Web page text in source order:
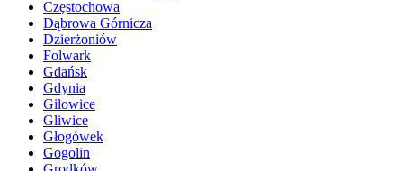
Częstochowa
Dąbrowa Górnicza
Dzierżoniów
Folwark
Gdańsk
Gdynia
Gilowice
Gliwice
Głogówek
Gogolin